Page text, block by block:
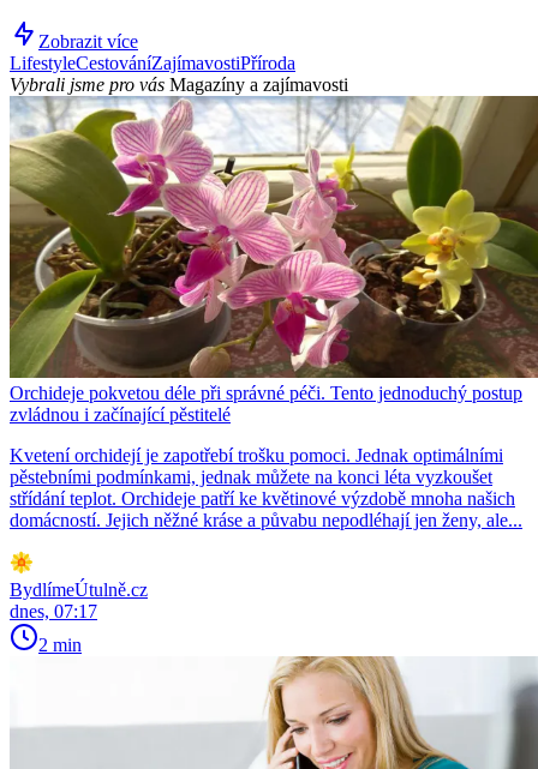
Zobrazit více
LifestyleCestováníZajímavostiPříroda
Vybrali jsme pro vás Magazíny a zajímavosti
Orchideje pokvetou déle při správné péči. Tento jednoduchý postup
zvládnou i začínající pěstitelé
Kvetení orchidejí je zapotřebí trošku pomoci. Jednak optimálními
pěstebními podmínkami, jednak můžete na konci léta vyzkoušet
střídání teplot. Orchideje patří ke květinové výzdobě mnoha našich
domácností. Jejich něžné kráse a půvabu nepodléhají jen ženy, ale...
BydlímeÚtulně.cz
dnes, 07:17
2 min